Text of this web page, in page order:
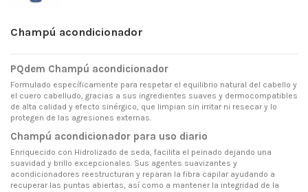
Champú acondicionador
PQdem Champú acondicionador
Formulado específicamente para respetar el equilibrio natural del cabello y
el cuero cabelludo, gracias a sus ingredientes suaves y dermocompatibles
de alta calidad y efecto sinérgico, que limpian sin irritar ni resecar y lo
protegen de las agresiones externas.
Champú acondicionador para uso diario
Enriquecido con Hidrolizado de seda, facilita el peinado dejando una
suavidad y brillo excepcionales. Sus agentes suavizantes y
acondicionadores reestructuran y reparan la fibra capilar ayudando a
recuperar las puntas abiertas, así como a mantener la integridad de la